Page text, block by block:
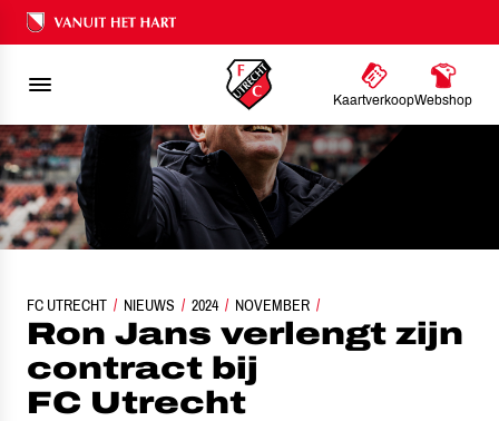
Ons nalatenschap
KaartverkoopWebshop
FC UTRECHT NIEUWS 2024 NOVEMBER
RON JANS VERLENGT ZIJN CONTRACT BIJ FC UTRECHT
Ron Jans verlengt zijn
contract bij
FC Utrecht